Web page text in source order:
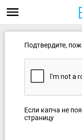
Подтвердите,
Если капча не
страницу